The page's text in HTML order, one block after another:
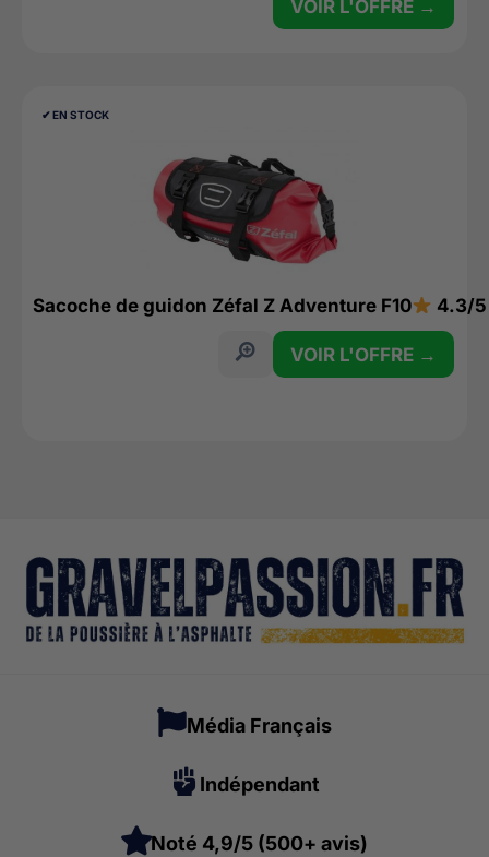
VOIR L'OFFRE →
✔︎ EN STOCK
Sacoche de guidon Zéfal Z Adventure F10 4.3/5
VOIR L'OFFRE →
Média Français
Indépendant
Noté 4,9/5 (500+ avis)